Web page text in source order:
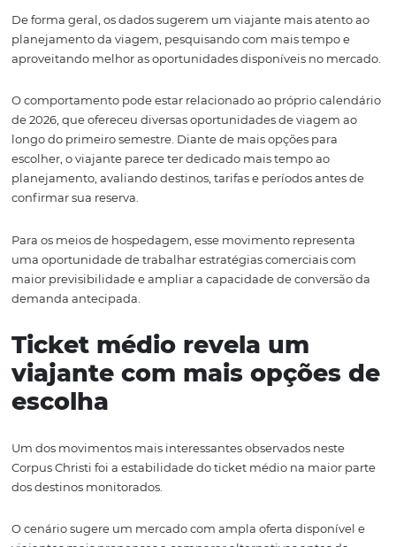
Grandes centros
avançam em diária
média
Além do crescimento em reservas, alguns mercados
avanços expressivos em diária média:
• Belo Horizonte: +23,7%
• Curitiba: +22,1%
conseguiram combinar expansão da demanda com
da oferta, reforçando seu protagonismo durante o
quanto em diária média, reforçando sua capacidade de
demanda e gerar valor durante o período.